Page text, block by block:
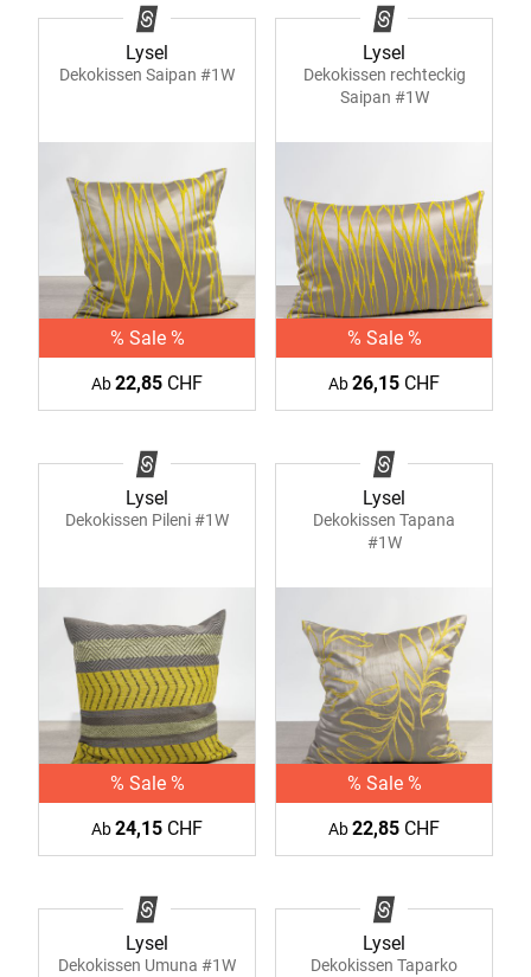
Lysel
Dekokissen Saipan #1W
% Sale %
Ab22,85 CHF
Lysel
Dekokissen rechteckig
Saipan #1W
% Sale %
Ab26,15 CHF
Lysel
Dekokissen Pileni #1W
% Sale %
Ab24,15 CHF
Lysel
Dekokissen Tapana
#1W
% Sale %
Ab22,85 CHF
Lysel
Dekokissen Umuna #1W
Lysel
Dekokissen Taparko